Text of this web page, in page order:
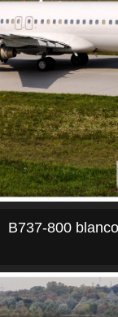
B737-800